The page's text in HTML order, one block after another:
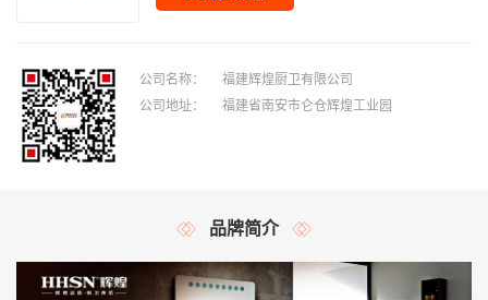
公司名称：
福建辉煌厨卫有限公司
公司地址：
福建省南安市仑仓辉煌工业园
品牌简介